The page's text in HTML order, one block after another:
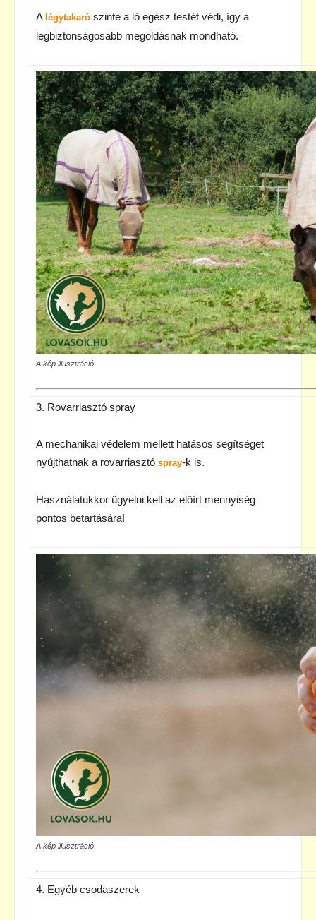
A légytakaró szinte a ló egész testét védi, így a
legbiztonságosabb megoldásnak mondható.
A kép illusztráció
3. Rovarriasztó spray
A mechanikai védelem mellett hatásos segítséget
nyújthatnak a rovarriasztó spray-k is.
Használatukkor ügyelni kell az előírt mennyiség
pontos betartására!
A kép illusztráció
4. Egyéb csodaszerek